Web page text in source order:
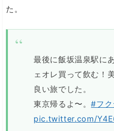
た。
最後に飯坂温泉駅に
ェオレ買って飲む！
良い旅でした。
東京帰るよ〜。#フ
pic.twitter.com/